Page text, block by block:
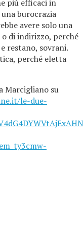
più efficaci in
burocrazia
avere solo una
di indirizzo, perché
restano, sovrani.
perché eletta
Marcigliano su
le-due-